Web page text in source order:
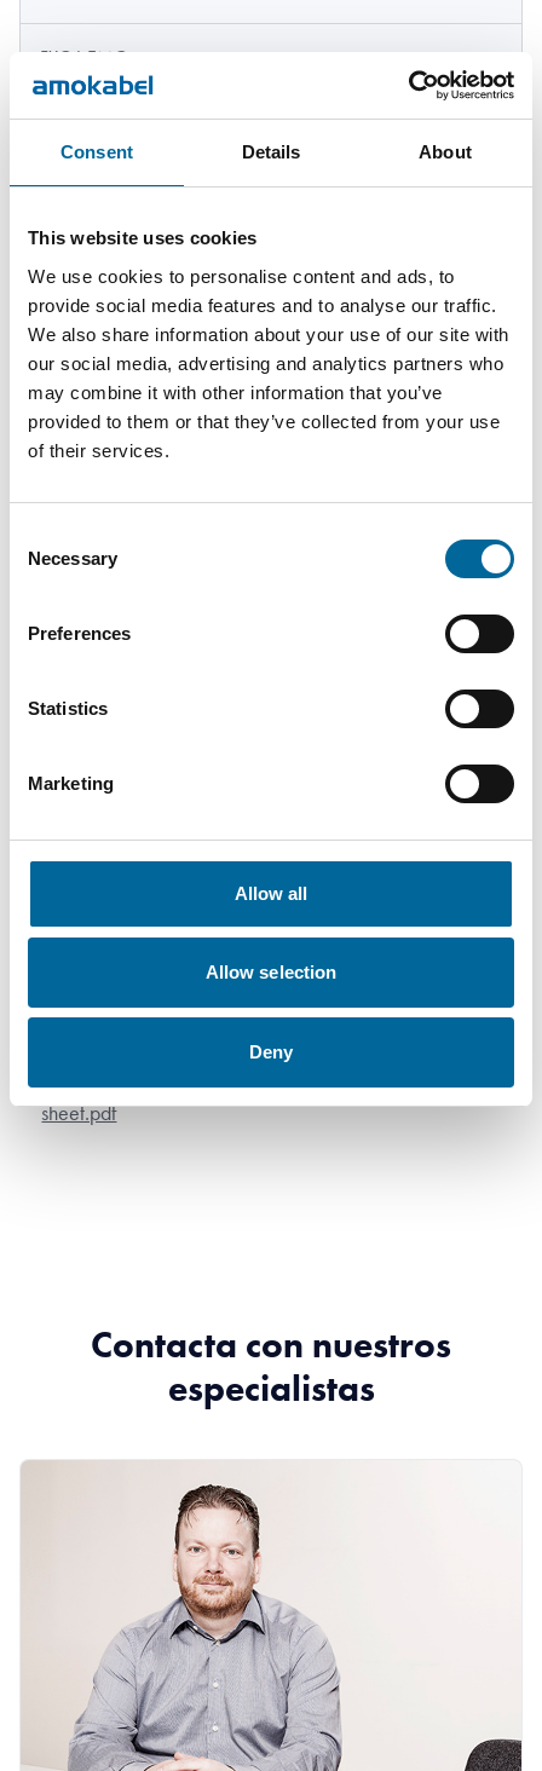
Consent Details About
This website uses cookies
We use cookies to personalise content and ads, to
provide social media features and to analyse our traffic.
We also share information about your use of our site with
our social media, advertising and analytics partners who
may combine it with other information that you’ve
provided to them or that they’ve collected from your use
of their services.
Selection
Necessary
Preferences
Statistics
Marketing
Allow all
Allow selection
Deny
FXQJ-EMC
3x150/70
S
5380
FXQJ-EMC
S
FXQJ-EMC
3x185/95
S
45 mm 3
6800
kg/km
FXQJ-EMC
S
FXQJ-EMC
4x240/120
Descargas
sheet.pdf
Contacta con nuestros
especialistas